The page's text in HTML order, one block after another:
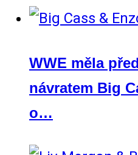
WWE měla
návratem Big
o…